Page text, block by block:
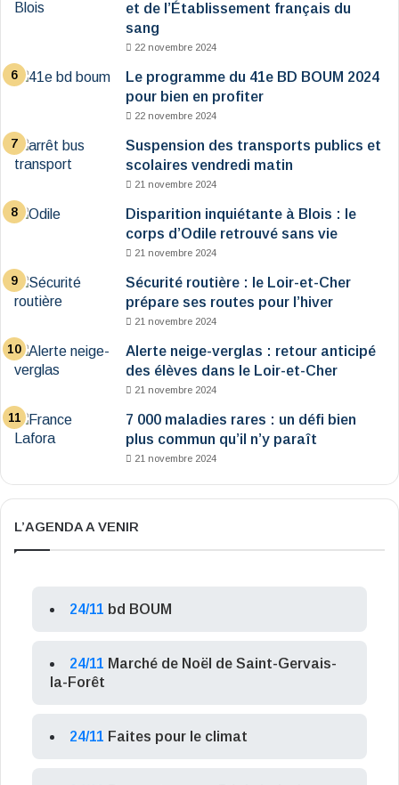
et de l’Établissement français du
sang
22 novembre 2024
Le programme du 41e BD BOUM 2024
pour bien en profiter
22 novembre 2024
Suspension des transports publics et
scolaires vendredi matin
21 novembre 2024
Disparition inquiétante à Blois : le
corps d’Odile retrouvé sans vie
21 novembre 2024
Sécurité routière : le Loir-et-Cher
prépare ses routes pour l’hiver
21 novembre 2024
Alerte neige-verglas : retour anticipé
des élèves dans le Loir-et-Cher
21 novembre 2024
7 000 maladies rares : un défi bien
plus commun qu’il n’y paraît
21 novembre 2024
L’AGENDA A VENIR
24/11 bd BOUM
24/11 Marché de Noël de Saint-Gervais-
la-Forêt
24/11 Faites pour le climat